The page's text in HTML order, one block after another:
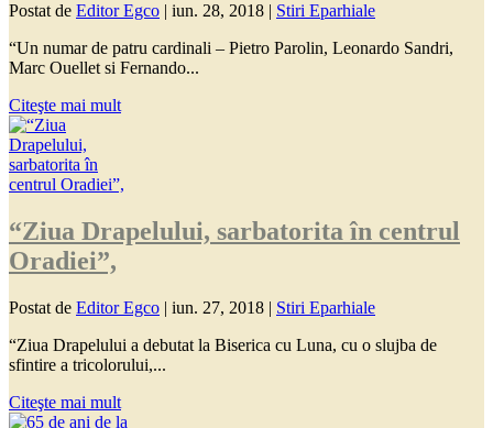
Postat de Editor Egco | iun. 28, 2018 | Stiri Eparhiale
“Un numar de patru cardinali – Pietro Parolin, Leonardo Sandri,
Marc Ouellet si Fernando...
Citeşte mai mult
“Ziua Drapelului, sarbatorita în centrul
Oradiei”,
Postat de Editor Egco | iun. 27, 2018 | Stiri Eparhiale
“Ziua Drapelului a debutat la Biserica cu Luna, cu o slujba de
sfintire a tricolorului,...
Citeşte mai mult